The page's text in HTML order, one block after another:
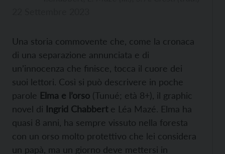
Una storia commovente che, come la cronaca
di una separazione annunciata e di
un’innocenza che finisce, tocca il cuore dei
suoi lettori. Così si può descrivere in poche
parole Elma e l’orso (Tunué; età 8+), il graphic
novel di Ingrid Chabberte Léa Mazé. Elma ha
quasi 8 anni, ha sempre vissuto nella foresta
con un orso molto protettivo che lei considera
un papà, ma un giorno deve mettersi in